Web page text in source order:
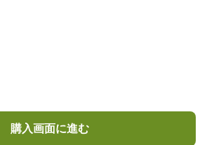
購入画面に進む